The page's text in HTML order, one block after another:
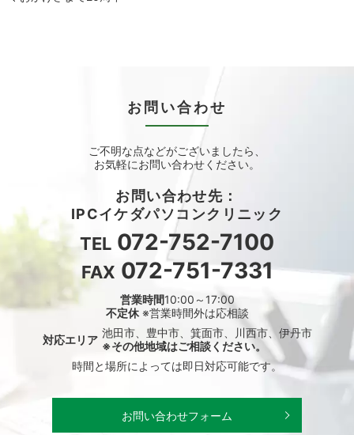
お問い合わせ
ご不明な点などがございましたら、
お気軽にお問い合わせください。
お問い合わせ先：
IPCイケダパソコンクリニック
TEL 072-752-7100
FAX 072-751-7331
営業時間10:00～17:00
不定休※営業時間外は応相談
対応エリア 池田市、豊中市、箕面市、川西市、伊丹市
※その他地域はご相談ください。
時間と場所によっては即日対応可能です。
お問い合わせフォーム